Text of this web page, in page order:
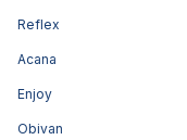
Reflex
Acana
Enjoy
Obivan